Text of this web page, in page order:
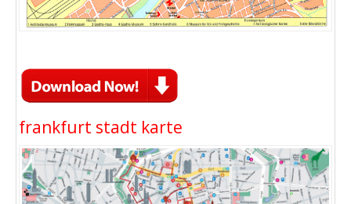
frankfurt stadt karte